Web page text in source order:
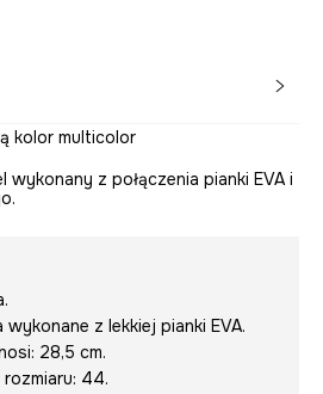
kolor multicolor
wykonany z połączenia pianki EVA i
z lekkiej pianki EVA.
28,5 cm.
44.